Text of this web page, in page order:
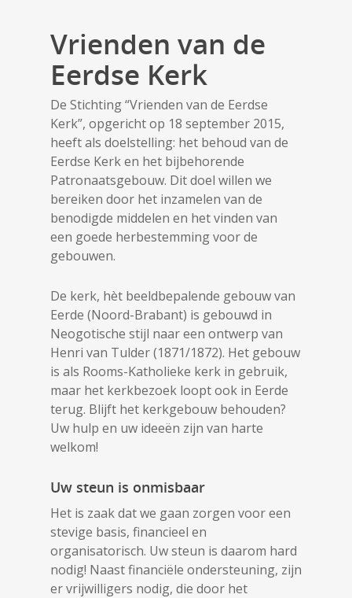
Vrienden van de
Eerdse Kerk
De Stichting “Vrienden van de Eerdse
Kerk”, opgericht op 18 september 2015,
heeft als doelstelling: het behoud van de
Eerdse Kerk en het bijbehorende
Patronaatsgebouw. Dit doel willen we
bereiken door het inzamelen van de
benodigde middelen en het vinden van
een goede herbestemming voor de
gebouwen.
De kerk, hèt beeldbepalende gebouw van
Eerde (Noord-Brabant) is gebouwd in
Neogotische stijl naar een ontwerp van
Henri van Tulder (1871/1872). Het gebouw
is als Rooms-Katholieke kerk in gebruik,
maar het kerkbezoek loopt ook in Eerde
terug. Blijft het kerkgebouw behouden?
Uw hulp en uw ideeën zijn van harte
welkom!
Uw steun is onmisbaar
Het is zaak dat we gaan zorgen voor een
stevige basis, financieel en
organisatorisch. Uw steun is daarom hard
nodig! Naast financiële ondersteuning, zijn
er vrijwilligers nodig, die door het